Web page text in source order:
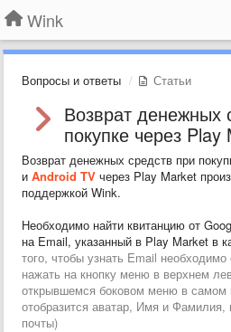
Wink
Вопросы и ответы Статьи
Возврат денежных
покупке через Play
Возврат денежных средств при
и Android TV через Play Market
поддержкой Wink.
Необходимо найти квитанцию от
на Email, указанный в Play Market в
того, чтобы узнать Email
нажать на кнопку меню в верхнем
открывшемся боковом меню в самом
отобразится аватар, Имя и Фамилия,
почты)